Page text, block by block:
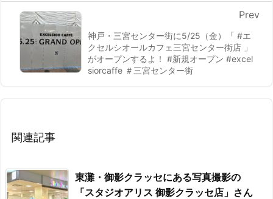
神戸・三宮センター街に5/25（金）「 #エ
クセルシオールカフェ三宮センター街店 」
がオープンするよ！ #新規オープン #excel
siorcaffe ＃三宮センター街
Prev
関連記事
東灘・御影クラッセにある写真撮影の
「スタジオアリス 御影クラッセ店」さん